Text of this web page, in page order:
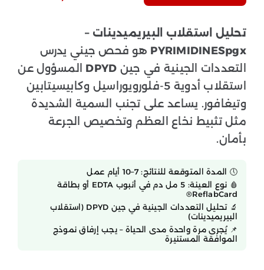
تحليل استقلاب البيريميدينات –
PYRIMIDINESpgx هو فحص جيني يدرس
التعددات الجينية في جين DPYD المسؤول عن
استقلاب أدوية 5-فلورويوراسيل وكابيسيتابين
وتيغافور. يساعد على تجنب السمية الشديدة
مثل تثبيط نخاع العظم وتخصيص الجرعة
بأمان.
🕔 المدة المتوقعة للنتائج: 7–10 أيام عمل
🩸 نوع العينة: 5 مل دم في أنبوب EDTA أو بطاقة
ReflabCard®
🔬 تحليل التعددات الجينية في جين DPYD (استقلاب
البيريميدينات)
📌 يُجرى مرة واحدة مدى الحياة – يجب إرفاق نموذج
الموافقة المستنيرة